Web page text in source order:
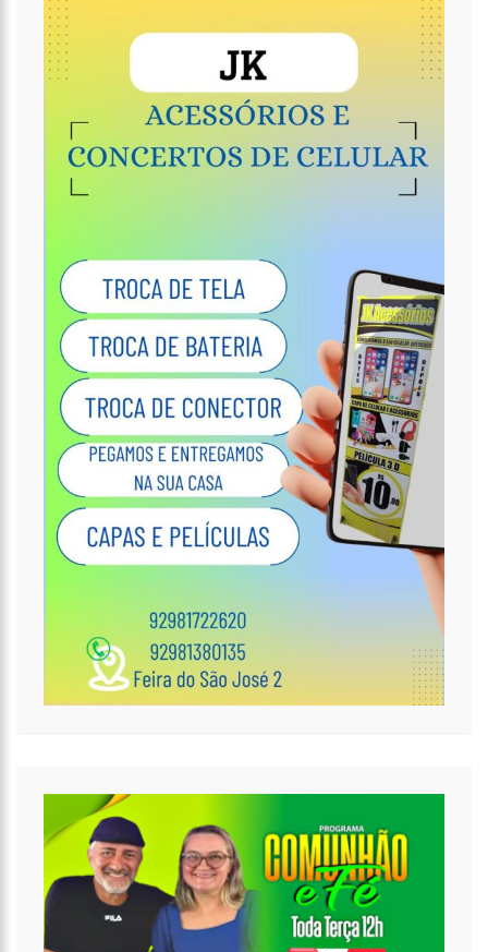
06:52
COTAÇÃO DO DÓLAR HOJE – R$ 4,96
20:14
‘ENQUANTO O BRASIL ESTÁ DE LUTO, O GOVERNO PRESSIONA A
VENDA DA MAIOR DISTRIBUIDORA DE ENERGIA DO PAÍS’, CRITICA VANESSA
GRAZZIOTIN
COVID-19 | WILSON LIMA SE REÚNE COM REPRESENTANTES DA
COCA-COLA E EMPRESA ANUNCIA APOIO À VACINAÇÃO
MARIDO DE ANA MARIA BRAGA DIZ QUE SOUBE DE SEPARAÇÃO
PELA IMPRENSA
EDUARDO COSTA SE PRONUNCIA SOBRE AFFAIR COM MULHER
18:32
IDOSA É MORTA E ESQUARTEJADA PELO FILHO COM
ESQUIZOFRENIA, NO PETRÓPOLIS
18:27 PREFEITO ANUNCIA ANTECIPAÇÃO DA PRIMEIRA PARCELA DO 13º
SALÁRIO E INJEÇÃO DE R$ 278 MILHÕES NA ECONOMIA LOCAL
PARQUE ESTADUAL SUMAÚMA
HOMEM QUE ABORDOU ESTUDANTE COM BUQUÊ DE FLORES NA
SAÍDA DE ESCOLA É INVESTIGADO PELA PC-AM EM MANAUS (VÍDEO)
11:52
BARCO DO INSS LEVA ATENDIMENTO PREVIDENCIÁRIO A OITO
MUNICÍPIOS DO AMAZONAS DURANTE O MÊS DE AGOSTO
11:49
RODOVIÁRIOS SUSPENDEM PARALISAÇÃO E ÔNIBUS CIRCULAM
NORMALMENTE EM MANAUS
LOJA INAUGURADA HÁ POUCO MAIS DE DOIS MESES É DESTRUÍDA
POR INCÊNDIO DE GRANDES PROPORÇÕES NO BAIRRO COLÔNIA TERRA
NOVA (VÍDEO)
RONILDO SOUZA QUESTIONA RENATO JÚNIOR SOBRE
INSTALAÇÃO DE RADARES E COBRA TRANSPARÊNCIA NA ARRECADAÇÃO
COM MULTAS EM MANAUS
AÇÕES DA PM CAPTURAM NOVE FORAGIDOS DA JUSTIÇA NA
CAPITAL AMAZONENSE